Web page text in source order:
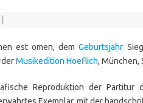
est omen, demGeburtsjahr
Musikedition Hoeflich, München,
Reproduktion der Partitur